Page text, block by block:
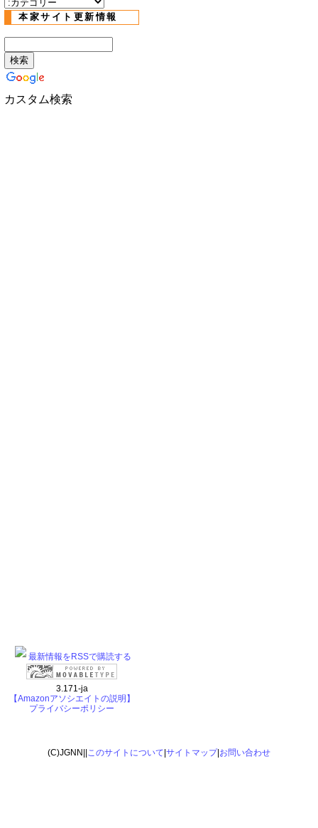
本家サイト更新情報
カスタム検索
最新情報をRSSで購読する
3.171-ja
【Amazonアソシエイトの説明】
プライバシーポリシー
(C)JGNN|| このサイトについて サイトマップ| お問い合わせ